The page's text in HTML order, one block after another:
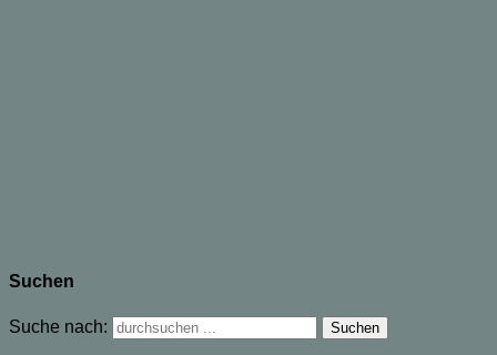
Suchen
Suche nach: